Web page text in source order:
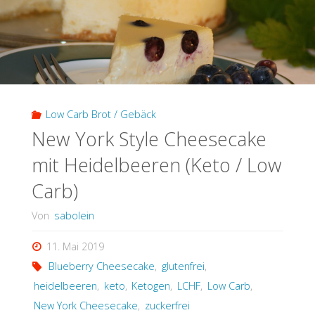
Low Carb Brot / Gebäck
New York Style Cheesecake
mit Heidelbeeren (Keto / Low
Carb)
Von sabolein
11. Mai 2019
Blueberry Cheesecake, glutenfrei,
heidelbeeren, keto, Ketogen, LCHF, Low Carb,
New York Cheesecake, zuckerfrei